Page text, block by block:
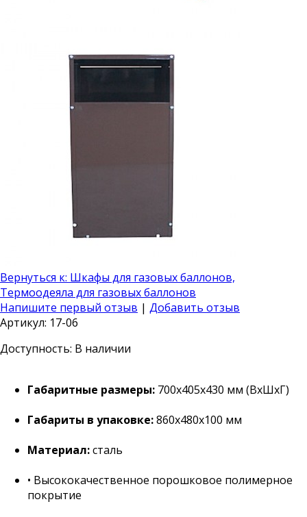
Вернуться к: Шкафы для газовых баллонов,
Термоодеяла для газовых баллонов
Напишите первый отзыв | Добавить отзыв
Артикул: 17-06
Доступность: В наличии
Габаритные размеры: 700x405x430 мм (ВxШxГ)
Габариты в упаковке:860х480х100 мм
Материал:сталь
• Высококачественное порошковое полимерное
покрытие